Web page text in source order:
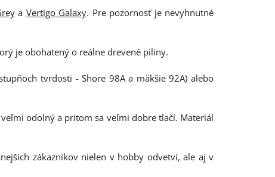
a Vertigo Galaxy. Pre pozornosť je nevyhnutné
je obohatený o reálne drevené piliny.
tvrdosti - Shore 98A a mäkšie 92A) alebo
odolný a pritom sa veľmi dobre tlačí. Materiál
zákazníkov nielen v hobby odvetví, ale aj v